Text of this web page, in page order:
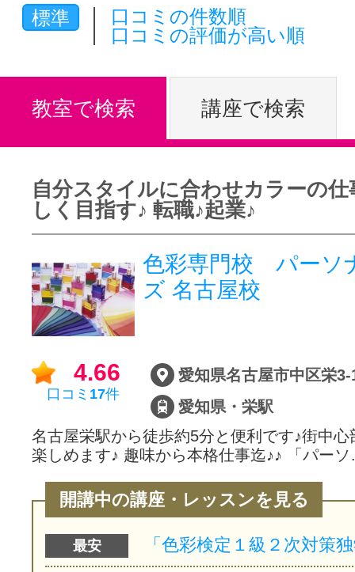
グッドスク
掲載のお問
標準
口コミの件数順
口コミの評価が高い順
教室で検索 講座で検索
自分スタイルに合わせカラーの仕
しく目指す♪ 転職♪起業♪
色彩専門校 パーソ
ズ 名古屋校
4.66
口コミ 17件
愛知県・栄駅
名古屋栄駅から徒歩約5分と便利です♪街中
楽しめます♪ 趣味から本格仕事迄♪♪ 「パー
開講中の講座・レッスンを見る
最安